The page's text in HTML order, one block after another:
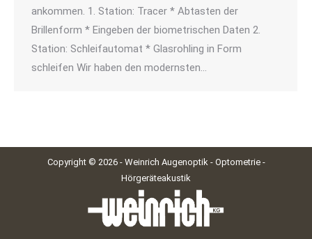
ankommen. 1. Station: Tracer * Abtasten der
Brillenform * Eingeben der biometrischen Daten 2.
Station: Schleifautomat * Glasrohling in Form
schleifen Wir haben den modernsten…
Copyright © 2026 - Weinrich Augenoptik - Optometrie -
Hörgeräteakustik